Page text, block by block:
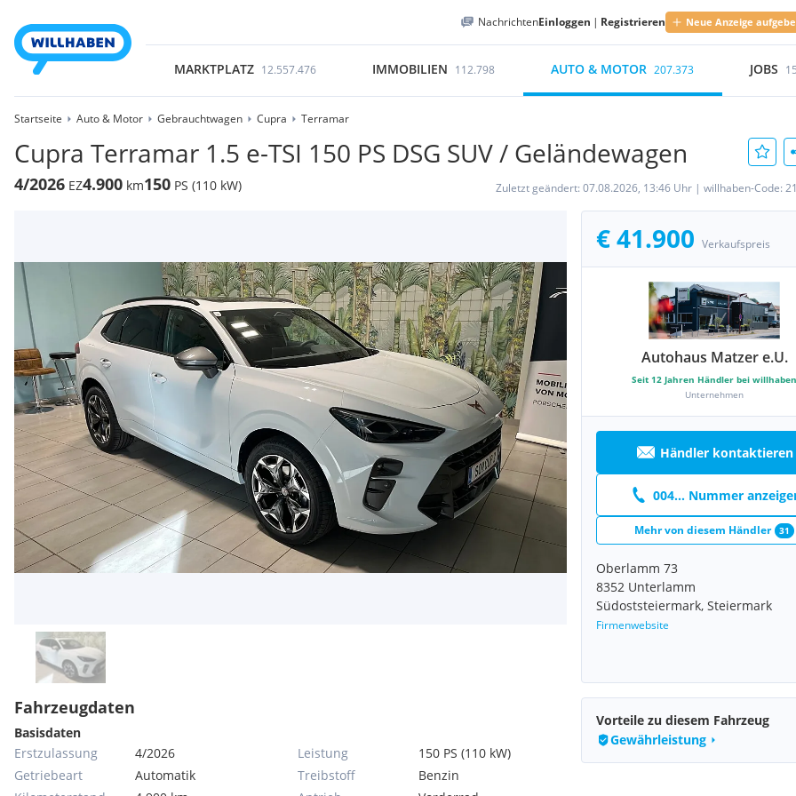
NachrichtenEinloggen | Registrieren Neue Anzeige
MARKTPLATZ 12.557.476 IMMOBILIEN 112.798 AUTO & MOTOR 207.373 JOBS
Startseite Auto & Motor Gebrauchtwagen Cupra Terramar
Cupra Terramar 1.5 e-TSI 150 PS DSG SUV / Geländewagen
4/2026 EZ4.900 km150 PS (110 kW) Zuletzt geändert: 07.08.2026, 13:46 Uhr | willhaben-Code:
€ 41.900 Verkaufspreis
Autohaus Matzer e.U.
Seit 12 Jahren Händler bei willhaben
Unternehmen
Händler kontaktieren
004... Nummer
Mehr von diesem Händler 31
Oberlamm 73
8352 Unterlamm
Südoststeiermark, Steiermark
Firmenwebsite
Fahrzeugdaten
Basisdaten
Erstzulassung
4/2026
Getriebeart
Automatik
Leistung
150 PS (110 kW)
Treibstoff
Benzin
Vorteile zu diesem Fahrzeug
Gewährleistung